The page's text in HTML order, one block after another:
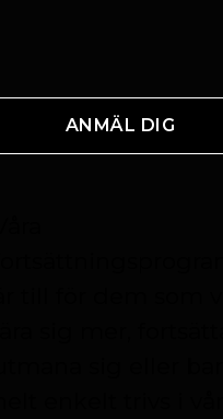
ANMÄL DIG